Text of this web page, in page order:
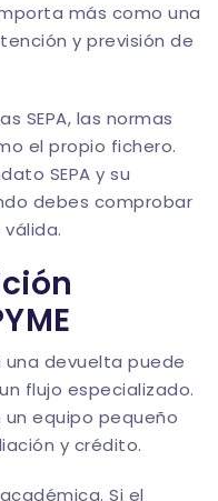
más como una
y previsión de
SEPA, las normas
el propio fichero.
SEPA y su
debes comprobar
una devuelta puede
flujo especializado.
un equipo pequeño
y crédito.
Si el